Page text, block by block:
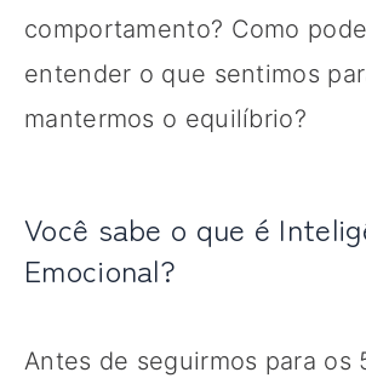
comportamento? Como
entender o que sentimos
mantermos o equilíbrio?
Você sabe o que é
Emocional?
Antes de seguirmos para os